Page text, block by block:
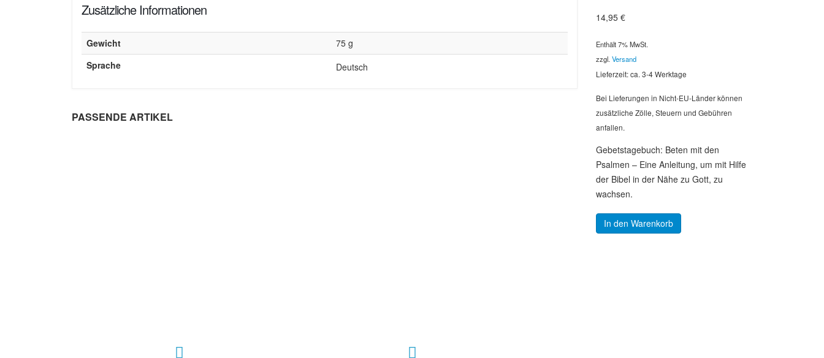
Zusätzliche Informationen
Gewicht
75 g
Sprache
Deutsch
PASSENDE ARTIKEL
14,95 €
Enthält 7% MwSt.
zzgl. Versand
Lieferzeit: ca. 3-4 Werktage
Bei Lieferungen in Nicht-EU-Länder können
zusätzliche Zölle, Steuern und Gebühren
anfallen.
Gebetstagebuch: Beten mit den
Psalmen – Eine Anleitung, um mit Hilfe
der Bibel in der Nähe zu Gott, zu
wachsen.
In den Warenkorb